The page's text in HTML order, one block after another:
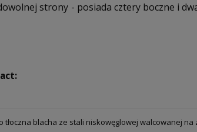
strony - posiada cztery boczne i
tłoczna blacha ze stali niskowęglowej walcowanej na